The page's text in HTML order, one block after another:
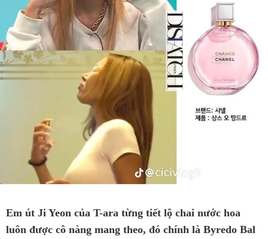
Em út Ji Yeon của T-ara từng tiết lộ chai nước hoa
luôn được cô nàng mang theo, đó chính là Byredo Bal